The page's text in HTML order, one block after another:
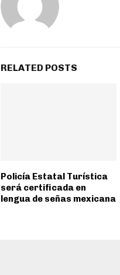
RELATED POSTS
Policía Estatal Turística
será certificada en
lengua de señas mexicana